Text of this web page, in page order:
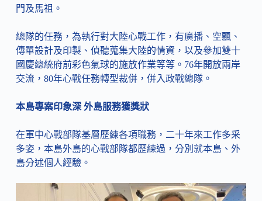
門及馬祖。
總隊的任務，為執行對大陸心戰工作，有廣播、空飄、
傳單設計及印製、偵聽蒐集大陸的情資，以及參加雙十
國慶總統府前彩色氣球的施放作業等等。76年開放兩岸
交流，80年心戰任務轉型裁併，併入政戰總隊。
本島專案印象深 外島服務獲獎狀
在軍中心戰部隊基層歷練各項職務，二十年來工作多采
多姿，本島外島的心戰部隊都歷練過，分別就本島、外
島分述個人經驗。